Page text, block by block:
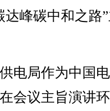
达峰碳中和之路
局作为中国
会议主旨演讲